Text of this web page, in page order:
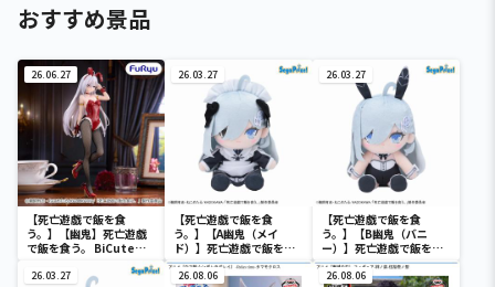
おすすめ景品
26.06.27
【死亡遊戯で飯を食
う。】【幽鬼】死亡遊戯
で飯を食う。 BiCute
Bunnies Figureー幽鬼
ー
26.03.27
【死亡遊戯で飯を食
う。】【A幽鬼（メイ
ド）】死亡遊戯で飯を食
う。 ぬいぐるみ（EX）
26.03.27
【死亡遊戯で飯を食
う。】【B幽鬼（バニ
ー）】死亡遊戯で飯を食
う。 ぬいぐるみ（EX）
26.03.27 26.08.06 26.08.06